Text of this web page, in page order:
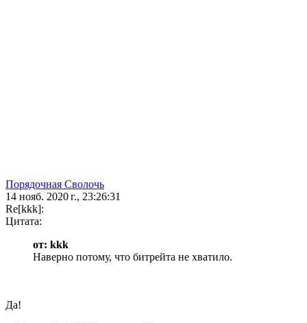
Порядочная Сволочь
14 нояб. 2020 г., 23:26:31
Re[kkk]:
Цитата:
от: kkk
Наверно потому, что битрейта не хватило.
Да!